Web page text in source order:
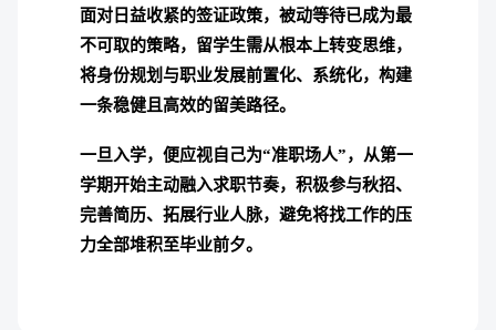
面对日益收紧的签证政策，被动等待已成为最
不可取的策略，留学生需从根本上转变思维，
将身份规划与职业发展前置化、系统化，构建
一条稳健且高效的留美路径。
一旦入学，便应视自己为“准职场人”，从第一
学期开始主动融入求职节奏，积极参与秋招、
完善简历、拓展行业人脉，避免将找工作的压
力全部堆积至毕业前夕。